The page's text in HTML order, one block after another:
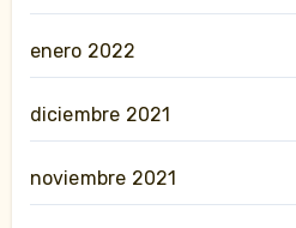
enero 2022
diciembre 2021
noviembre 2021